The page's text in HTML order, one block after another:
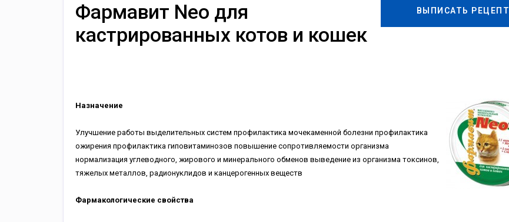
ВЫПИСАТЬ РЕЦЕПТ
Фармавит Neo для
кастрированных котов и кошек
Назначение
Улучшение работы выделительных систем профилактика мочекаменной болезни профилактика
ожирения профилактика гиповитаминозов повышение сопротивляемости организма
нормализация углеводного, жирового и минерального обменов выведение из организма токсинов,
тяжелых металлов, радионуклидов и канцерогенных веществ
Фармакологические свойства